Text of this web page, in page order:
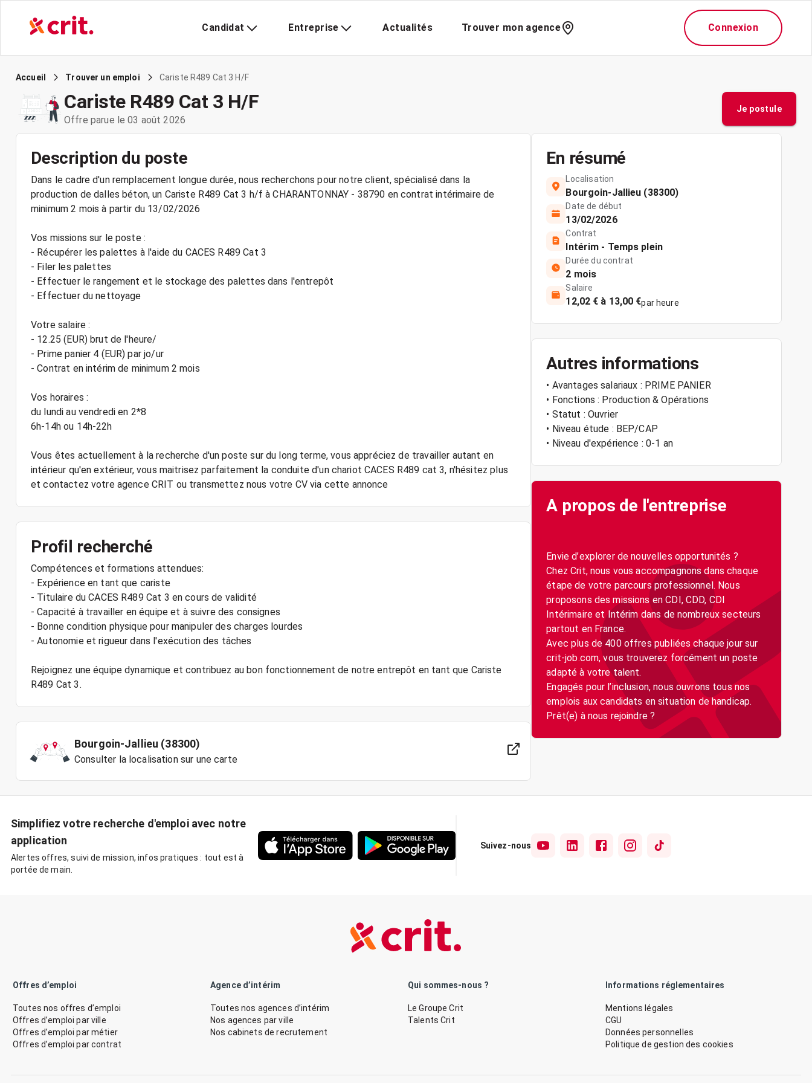
Candidat Entreprise Actualités Trouver mon agence Connexion
Accueil Trouver un emploi Cariste R489 Cat 3 H/F
Cariste R489 Cat 3 H/F
Offre parue le 03 août 2026
Je postule
Description du poste
Dans le cadre d'un remplacement longue durée, nous recherchons pour notre client, spécialisé dans la
production de dalles béton, un Cariste R489 Cat 3 h/f à CHARANTONNAY - 38790 en contrat intérimaire de
minimum 2 mois à partir du 13/02/2026
Vos missions sur le poste :
- Récupérer les palettes à l'aide du CACES R489 Cat 3
- Filer les palettes
- Effectuer le rangement et le stockage des palettes dans l'entrepôt
- Effectuer du nettoyage
Votre salaire :
- 12.25 (EUR) brut de l'heure/
- Prime panier 4 (EUR) par jo/ur
- Contrat en intérim de minimum 2 mois
Vos horaires :
du lundi au vendredi en 2*8
6h-14h ou 14h-22h
Vous êtes actuellement à la recherche d'un poste sur du long terme, vous appréciez de travailler autant en
intérieur qu'en extérieur, vous maitrisez parfaitement la conduite d'un chariot CACES R489 cat 3, n'hésitez plus
Profil recherché
Compétences et formations attendues:
- Expérience en tant que cariste
- Titulaire du CACES R489 Cat 3 en cours de validité
- Capacité à travailler en équipe et à suivre des consignes
- Bonne condition physique pour manipuler des charges lourdes
- Autonomie et rigueur dans l'exécution des tâches
Rejoignez une équipe dynamique et contribuez au bon fonctionnement de notre entrepôt en tant que Cariste
Bourgoin-Jallieu (38300)
Consulter la localisation sur une carte
En résumé
Localisation
Bourgoin-Jallieu (38300)
Date de début
13/02/2026
Contrat
Intérim - Temps plein
Durée du contrat
2 mois
Salaire
12,02 € à 13,00 €par heure
Autres informations
• Avantages salariaux : PRIME PANIER
• Fonctions : Production & Opérations
• Statut : Ouvrier
• Niveau étude : BEP/CAP
• Niveau d'expérience : 0-1 an
A propos de l'entreprise
Envie d’explorer de nouvelles opportunités ?
Chez Crit, nous vous accompagnons dans chaque
étape de votre parcours professionnel. Nous
proposons des missions en CDI, CDD, CDI
Intérimaire et Intérim dans de nombreux secteurs
partout en France.
Avec plus de 400 offres publiées chaque jour sur
crit-job.com, vous trouverez forcément un poste
adapté à votre talent.
Engagés pour l’inclusion, nous ouvrons tous nos
emplois aux candidats en situation de handicap.
Simplifiez votre recherche d'emploi avec notre
application
Alertes offres, suivi de mission, infos pratiques : tout est à
portée de main.
Suivez-nous
Offres d’emploi
Toutes nos offres d’emploi
Offres d’emploi par ville
Offres d’emploi par métier
Offres d’emploi par contrat
Agence d’intérim
Toutes nos agences d’intérim
Nos agences par ville
Nos cabinets de recrutement
Qui sommes-nous ?
Le Groupe Crit
Talents Crit
Informations réglementaires
Mentions légales
CGU
Données personnelles
Politique de gestion des cookies